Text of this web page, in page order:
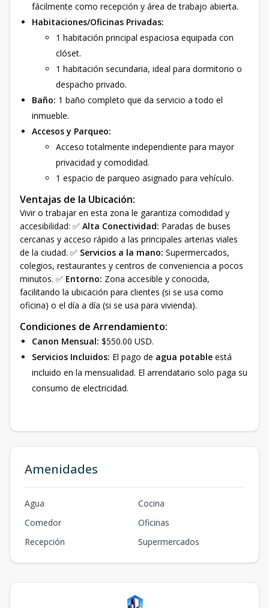
fácilmente como recepción y área de trabajo abierta.
Habitaciones/Oficinas Privadas:
1 habitación principal espaciosa equipada con
clóset.
1 habitación secundaria, ideal para dormitorio o
despacho privado.
Baño: 1 baño completo que da servicio a todo el
inmueble.
Accesos y Parqueo:
Acceso totalmente independiente para mayor
privacidad y comodidad.
1 espacio de parqueo asignado para vehículo.
Ventajas de la Ubicación:
Vivir o trabajar en esta zona le garantiza comodidad y
accesibilidad: ✅ Alta Conectividad: Paradas de buses
cercanas y acceso rápido a las principales arterias viales
de la ciudad. ✅ Servicios a la mano: Supermercados,
colegios, restaurantes y centros de conveniencia a pocos
minutos. ✅ Entorno: Zona accesible y conocida,
facilitando la ubicación para clientes (si se usa como
oficina) o el día a día (si se usa para vivienda).
Condiciones de Arrendamiento:
Canon Mensual: $550.00 USD.
Servicios Incluidos: El pago de agua potable está
incluido en la mensualidad. El arrendatario solo paga su
consumo de electricidad.
Amenidades
Agua
Cocina
Comedor
Oficinas
Recepción
Supermercados